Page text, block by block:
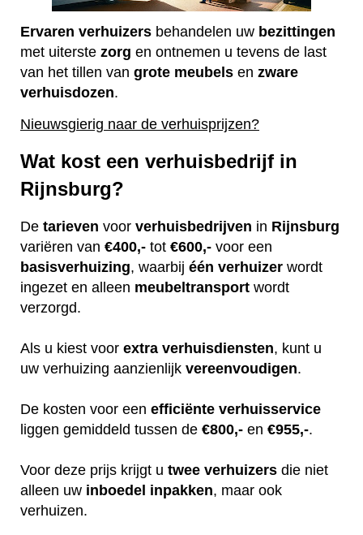
Ervaren verhuizers behandelen uw bezittingen
met uiterste zorg en ontnemen u tevens de last
van het tillen van grote meubels en zware
verhuisdozen.
Nieuwsgierig naar de verhuisprijzen?
Wat kost een verhuisbedrijf in
Rijnsburg?
De tarieven voor verhuisbedrijven in Rijnsburg
variëren van €400,- tot €600,- voor een
basisverhuizing, waarbij één verhuizer wordt
ingezet en alleen meubeltransport wordt
verzorgd.
Als u kiest voor extra verhuisdiensten, kunt u
uw verhuizing aanzienlijk vereenvoudigen.
De kosten voor een efficiënte verhuisservice
liggen gemiddeld tussen de €800,- en €955,-.
Voor deze prijs krijgt u twee verhuizers die niet
alleen uw inboedel inpakken, maar ook
verhuizen.